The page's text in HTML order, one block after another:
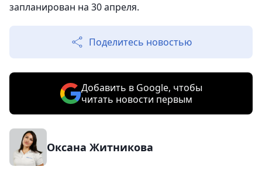
запланирован на 30 апреля.
Поделитесь новостью
Добавить в Google, чтобы
читать новости первым
Оксана Житникова